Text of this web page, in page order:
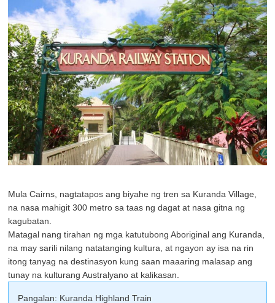
Mula Cairns, nagtatapos ang biyahe ng tren sa Kuranda Village,
na nasa mahigit 300 metro sa taas ng dagat at nasa gitna ng
kagubatan.
Matagal nang tirahan ng mga katutubong Aboriginal ang Kuranda,
na may sarili nilang natatanging kultura, at ngayon ay isa na rin
itong tanyag na destinasyon kung saan maaaring malasap ang
tunay na kulturang Australyano at kalikasan.
Pangalan: Kuranda Highland Train